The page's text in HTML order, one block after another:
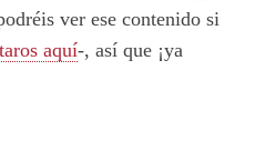
ver ese contenido si
aquí-, así que ¡ya